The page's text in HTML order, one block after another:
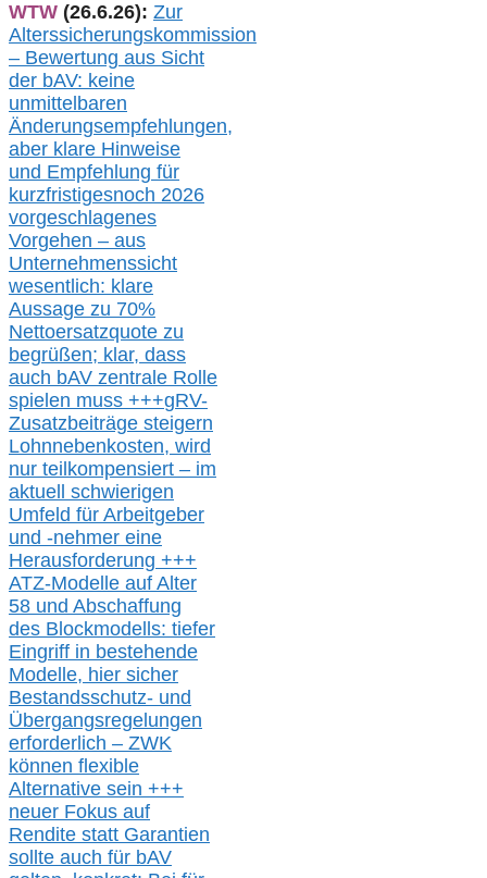
WTW (26.6.26): Zur
Alterssicherungskommission
– Bewertung aus Sicht
der bAV: keine
unmittelbaren
Änderungsempfehlungen,
aber klare Hinweise
und Empfehlung für
kurzfristigesnoch 2026
vorgeschlagenes
Vorgehen – aus
Unternehmenssicht
wesentlich: klare
Aussage zu 70%
Nettoersatzquote zu
begrüßen; klar, dass
auch bAV zentrale Rolle
spielen muss +++gRV-
Zusatzbeiträge steigern
Lohnnebenkosten, wird
nur teilkompensiert – im
aktuell schwierigen
Umfeld für Arbeitgeber
und -nehmer eine
Herausforderung +++
ATZ-Modelle auf Alter
58 und Abschaffung
des Blockmodells: tiefer
Eingriff in bestehende
Modelle, hier sicher
Bestandsschutz- und
Übergangsregelungen
erforderlich – ZWK
können flexible
Alternative sein +++
neuer Fokus auf
Rendite statt Garantien
sollte auch für bAV